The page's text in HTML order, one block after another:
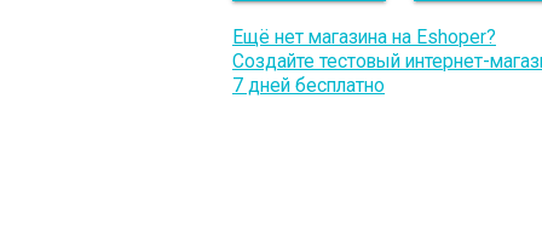
Ещё нет магазина на Eshoper?
Создайте тестовый интернет-
7 дней бесплатно